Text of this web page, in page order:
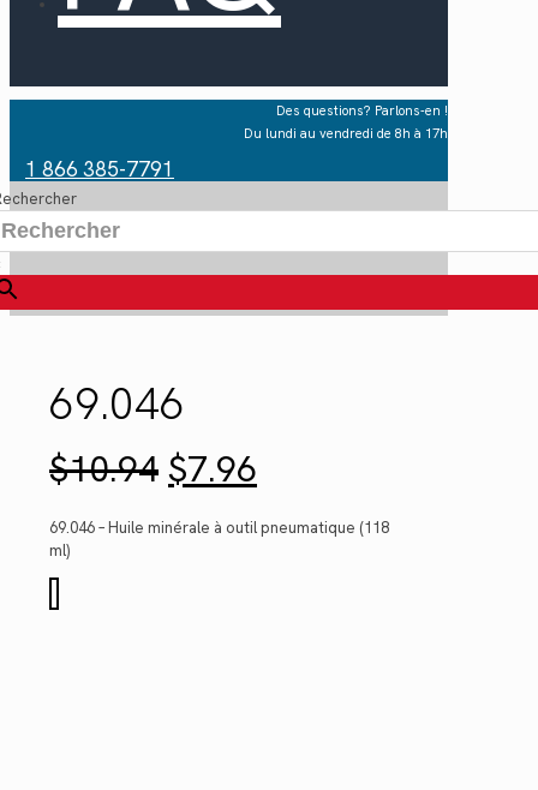
Des questions? Parlons-en !
Du lundi au vendredi de 8h à 17h
1 866 385-7791
69.046
$10.94 Le
prix
initial
était :
$7.96prix
actuel
est :
69.046 – Huile minérale à outil pneumatique (118
ml)
de